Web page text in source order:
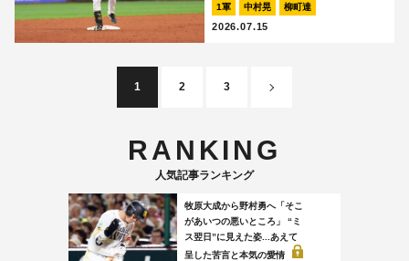
1軍 中村晃 柳町達
2026.07.15
1 2 3
RANKING
人気記事ランキング
牧原大成から野村勇へ「そこ
があいつの悪いところ」 “ミ
ス翌日”に見えた姿...あえて
呈した苦言と本気の愛情